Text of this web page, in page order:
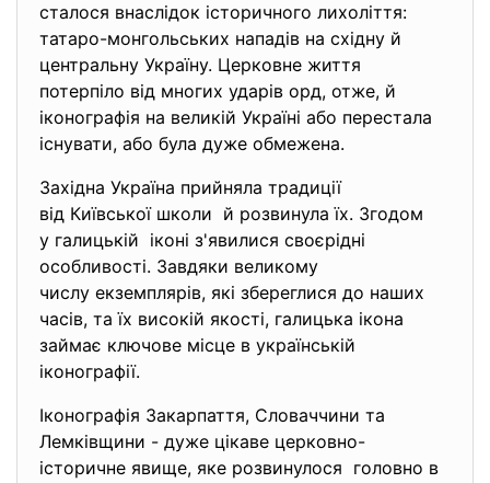
сталося внаслідок історичного лихоліття:
татаро-монгольських нападів на східну й
центральну Україну. Церковне життя
потерпіло від многих ударів орд, отже, й
іконографія на великій Україні або перестала
існувати, або була дуже обмежена.
Західна Україна прийняла традиції
від Київської школи й розвинула їх. Згодом
у галицькій іконі з'явилися своєрідні
особливості. Завдяки великому
числу екземплярів, які збереглися до наших
часів, та їх високій якості, галицька ікона
займає ключове місце в українській
іконографії.
Іконографія Закарпаття, Словаччини та
Лемківщини - дуже цікаве церковно-
історичне явище, яке розвинулося головно в